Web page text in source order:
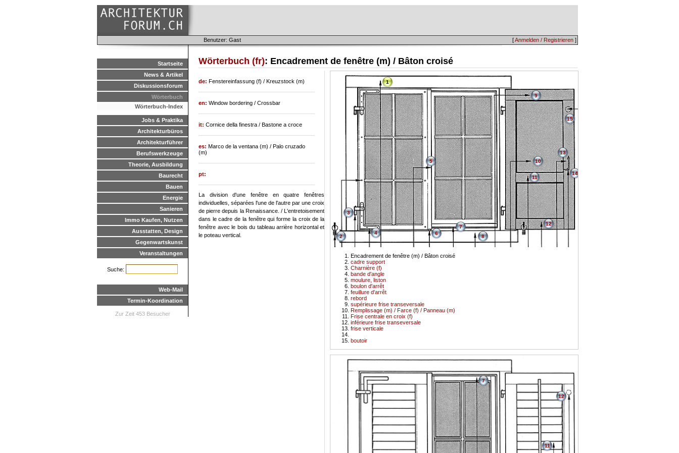
[Anmelden / Registrieren ]
Benutzer: Gast
Startseite
News & Artikel
Diskussionsforum
Wörterbuch
Wörterbuch-Index
Jobs & Praktika
Architekturbüros
Architekturführer
Berufswerkzeuge
Theorie, Ausbildung
Baurecht
Bauen
Energie
Sanieren
Immo Kaufen, Nutzen
Ausstatten, Design
Gegenwartskunst
Veranstaltungen
Suche:
Web-Mail
Termin-Koordination
Zur Zeit 453 Besucher
Wörterbuch (fr): Encadrement de fenêtre (m) / Bâton croisé
1
Encadrement de fenêtre (m) / Bâton croisé
cadre support
2
Charnière (f)
3
bande d'angle
4
moulure, liston
5
boulon d'arrêt
6
feuillure d'arrêt
7
rebord
8
supérieure frise transeversale
9
Remplissage (m) / Farce (f) / Panneau (m)
10
Frise centrale en croix (f)
11
inférieure frise transeversale
12
frise verticale
13
14
boutoir
15
7
11
12
de: Fenstereinfassung (f) / Kreuzstock (m)
en: Window bordering / Crossbar
it: Cornice della finestra / Bastone a croce
es: Marco de la ventana (m) / Palo cruzado
(m)
pt:
La division d'une fenêtre en quatre fenêtres
individuelles, séparées l'une de l'autre par une croix
de pierre depuis la Renaissance. / L'entretoisement
dans le cadre de la fenêtre qui forme la croix de la
fenêtre avec le bois du tableau arrière horizontal et
le poteau vertical.